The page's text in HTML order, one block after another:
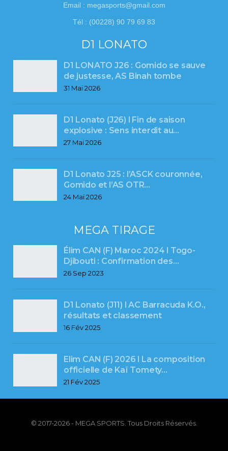
Email : megasports@gmail.com
Tél : (00228) 90 79 69 83
D1 LONATO
D1 LONATO J26 : Gomido se sauve
de justesse, AS Binah tombe
31 Mai 2026
D1 Lonato (J26) l Fin de saison
explosive : Sens interdit au…
27 Mai 2026
D1 Lonato J25 : l’ASCK couronnée,
Gomido et l’AS OTR…
24 Mai 2026
MEGA TIRAGE
Élim CAN (F) Maroc 2024 l Togo-
Djibouti : Confirmation des…
26 Sep 2023
D1 Lonato (J11) l AC Barracuda K.O.,
résultats et classement
16 Fév 2025
Elim CAN (F) 2026 l La composition
officielle de Kaï Tomety…
21 Fév 2025
© 2017-2026 - MEGA SPORTS. Tous Droits Réservés.